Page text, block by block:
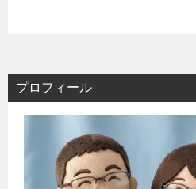
プロフィール